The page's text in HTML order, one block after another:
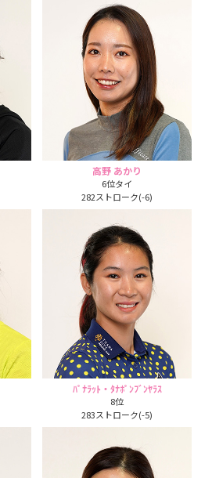
高野 あかり
6位タイ
282ストローク(-6)
ﾊﾟﾅﾗｯﾄ・ﾀﾅﾎﾟﾝﾌﾞﾝﾔﾗｽ
8位
283ストローク(-5)